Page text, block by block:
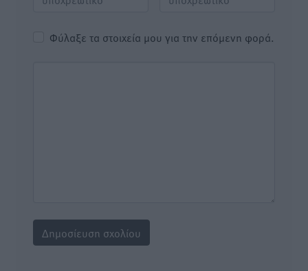
Φύλαξε τα στοιχεία μου για την επόμενη φορά.